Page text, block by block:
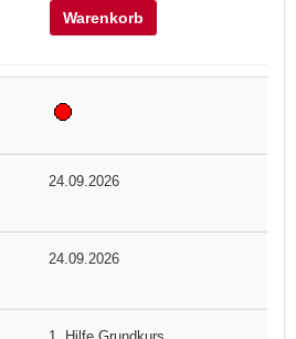
Warenkorb
24.09.2026
24.09.2026